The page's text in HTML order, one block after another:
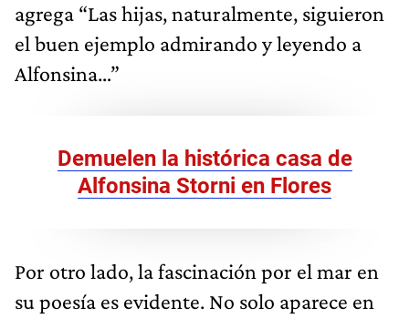
agrega “Las hijas, naturalmente, siguieron
el buen ejemplo admirando y leyendo a
Alfonsina…”
Demuelen la histórica casa de
Alfonsina Storni en Flores
Por otro lado, la fascinación por el mar en
su poesía es evidente. No solo aparece en